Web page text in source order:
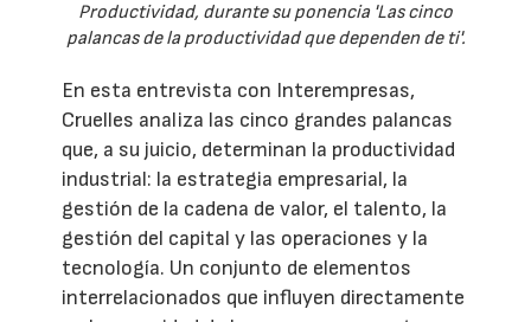
Productividad, durante su ponencia 'Las cinco
palancas de la productividad que dependen de ti'.
En esta entrevista con Interempresas,
Cruelles analiza las cinco grandes palancas
que, a su juicio, determinan la productividad
industrial: la estrategia empresarial, la
gestión de la cadena de valor, el talento, la
gestión del capital y las operaciones y la
tecnología. Un conjunto de elementos
interrelacionados que influyen directamente